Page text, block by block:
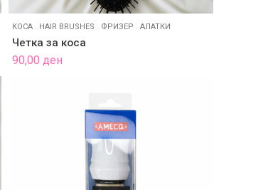
КОСА. HAIR BRUSHES . ФРИЗЕР . АЛАТКИ
Четка за коса
90,00 ден